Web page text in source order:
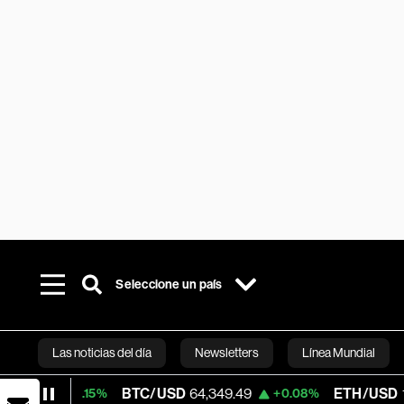
Seleccione un país
Las noticias del día Newsletters Línea Mundial
Bloomberg
BTC/USD 64,349.49 +0.08% ETH/USD 1,871.40